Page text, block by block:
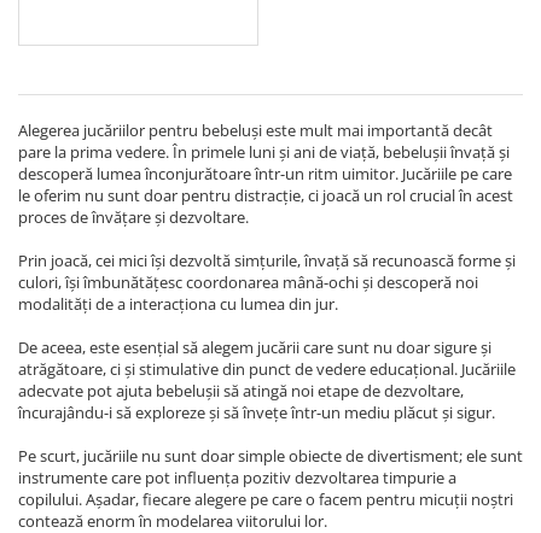
Alegerea jucăriilor pentru bebeluși este mult mai importantă decât
pare la prima vedere. În primele luni și ani de viață, bebelușii învață și
descoperă lumea înconjurătoare într-un ritm uimitor. Jucăriile pe care
le oferim nu sunt doar pentru distracție, ci joacă un rol crucial în acest
proces de învățare și dezvoltare.
Prin joacă, cei mici își dezvoltă simțurile, învață să recunoască forme și
culori, își îmbunătățesc coordonarea mână-ochi și descoperă noi
modalități de a interacționa cu lumea din jur.
De aceea, este esențial să alegem jucării care sunt nu doar sigure și
atrăgătoare, ci și stimulative din punct de vedere educațional. Jucăriile
adecvate pot ajuta bebelușii să atingă noi etape de dezvoltare,
încurajându-i să exploreze și să învețe într-un mediu plăcut și sigur.
Pe scurt, jucăriile nu sunt doar simple obiecte de divertisment; ele sunt
instrumente care pot influența pozitiv dezvoltarea timpurie a
copilului. Așadar, fiecare alegere pe care o facem pentru micuții noștri
contează enorm în modelarea viitorului lor.